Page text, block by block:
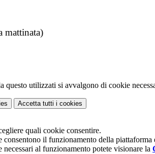
mattinata)
questo utilizzati si avvalgono di cookie
Accetta tutti i cookies
quali cookie consentire.
consentono il funzionamento della
al funzionamento potete visionare la